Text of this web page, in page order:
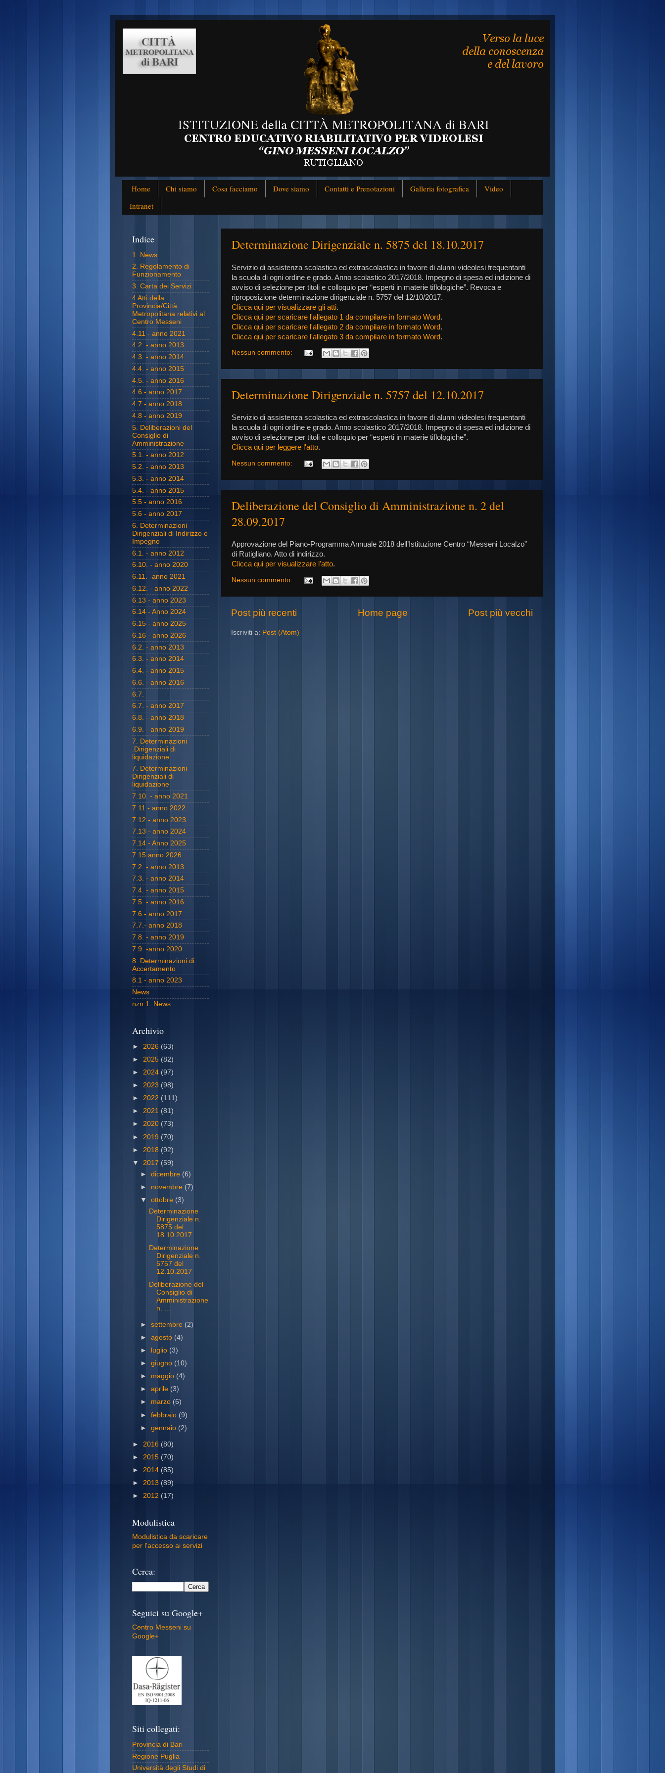
Home Chi siamo Cosa facciamo Dove siamo Contatti e Prenotazioni Galleria fotografica
Video
Intranet
Determinazione Dirigenziale n. 5875 del 18.10.2017
Servizio di assistenza scolastica ed extrascolastica in favore di alunni videolesi frequentanti
la scuola di ogni ordine e grado. Anno scolastico 2017/2018. Impegno di spesa ed indizione di
avviso di selezione per titoli e colloquio per “esperti in materie tiflologiche”. Revoca e
riproposizione determinazione dirigenziale n. 5757 del 12/10/2017.
Clicca qui per visualizzare gli atti.
Clicca qui per scaricare l'allegato 1 da compilare in formato Word.
Clicca qui per scaricare l'allegato 2 da compilare in formato Word.
Clicca qui per scaricare l'allegato 3 da compilare in formato Word.
Nessun commento:
Determinazione Dirigenziale n. 5757 del 12.10.2017
Servizio di assistenza scolastica ed extrascolastica in favore di alunni videolesi frequentanti
la scuola di ogni ordine e grado. Anno scolastico 2017/2018. Impegno di spesa ed indizione di
avviso di selezione per titoli e colloquio per “esperti in materie tiflologiche”.
Clicca qui per leggere l'atto.
Nessun commento:
Deliberazione del Consiglio di Amministrazione n. 2 del
28.09.2017
Approvazione del Piano-Programma Annuale 2018 dell’Istituzione Centro “Messeni Localzo”
di Rutigliano. Atto di indirizzo.
Clicca qui per visualizzare l'atto.
Nessun commento:
Post più recenti Post più vecchi
Home page
Iscriviti a: Post (Atom)
Indice
1. News
2. Regolamento di
Funzionamento
3. Carta dei Servizi
4 Atti della
Provincia/Città
Metropolitana relativi al
Centro Messeni
4.11 - anno 2021
4.2. - anno 2013
4.3. - anno 2014
4.4. - anno 2015
4.5. - anno 2016
4.6 - anno 2017
4.7 - anno 2018
4.8 - anno 2019
5. Deliberazioni del
Consiglio di
Amministrazione
5.1. - anno 2012
5.2. - anno 2013
5.3. - anno 2014
5.4. - anno 2015
5.5 - anno 2016
5.6 - anno 2017
6. Determinazioni
Dirigenziali di Indirizzo e
Impegno
6.1. - anno 2012
6.10. - anno 2020
6.11. -anno 2021
6.12. - anno 2022
6.13 - anno 2023
6.14 - Anno 2024
6.15 - anno 2025
6.16 - anno 2026
6.2. - anno 2013
6.3. - anno 2014
6.4. - anno 2015
6.6. - anno 2016
6.7.
6.7. - anno 2017
6.8. - anno 2018
6.9. - anno 2019
7. Determinazioni
.Dirigenziali di
liquidazione
7. Determinazioni
Dirigenziali di
liquidazione
7.10. - anno 2021
7.11 - anno 2022
7.12 - anno 2023
7.13 - anno 2024
7.14 - Anno 2025
7.15 anno 2026
7.2. - anno 2013
7.3. - anno 2014
7.4. - anno 2015
7.5. - anno 2016
7.6 - anno 2017
7.7.- anno 2018
7.8. - anno 2019
7.9. -anno 2020
8. Determinazioni di
Accertamento
8.1 - anno 2023
News
nzn 1. News
Archivio
► 2026 (63)
► 2025 (82)
► 2024 (97)
► 2023 (98)
► 2022 (111)
► 2021 (81)
► 2020 (73)
► 2019 (70)
► 2018 (92)
▼ 2017 (59)
►dicembre (6)
► novembre (7)
▼ottobre (3)
Determinazione
Dirigenziale n.
5875 del
18.10.2017
Determinazione
Dirigenziale n.
5757 del
12.10.2017
Deliberazione del
Consiglio di
Amministrazione
n. ...
►settembre (2)
►agosto (4)
►
luglio (3)
►giugno (10)
► maggio (4)
►aprile (3)
► marzo (6)
►febbraio (9)
►gennaio (2)
► 2016 (80)
► 2015 (70)
► 2014 (85)
► 2013 (89)
► 2012 (17)
Modulistica
Modulistica da scaricare
per l'accesso ai servizi
Cerca:
Seguici su Google+
Centro Messeni su
Google+
Siti collegati:
Provincia di Bari
Regione Puglia
Università degli Studi di